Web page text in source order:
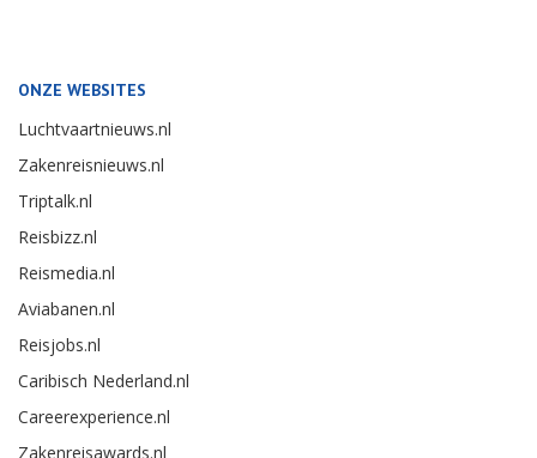
ONZE WEBSITES
Luchtvaartnieuws.nl
Zakenreisnieuws.nl
Triptalk.nl
Reisbizz.nl
Reismedia.nl
Aviabanen.nl
Reisjobs.nl
Caribisch Nederland.nl
Careerexperience.nl
Zakenreisawards.nl